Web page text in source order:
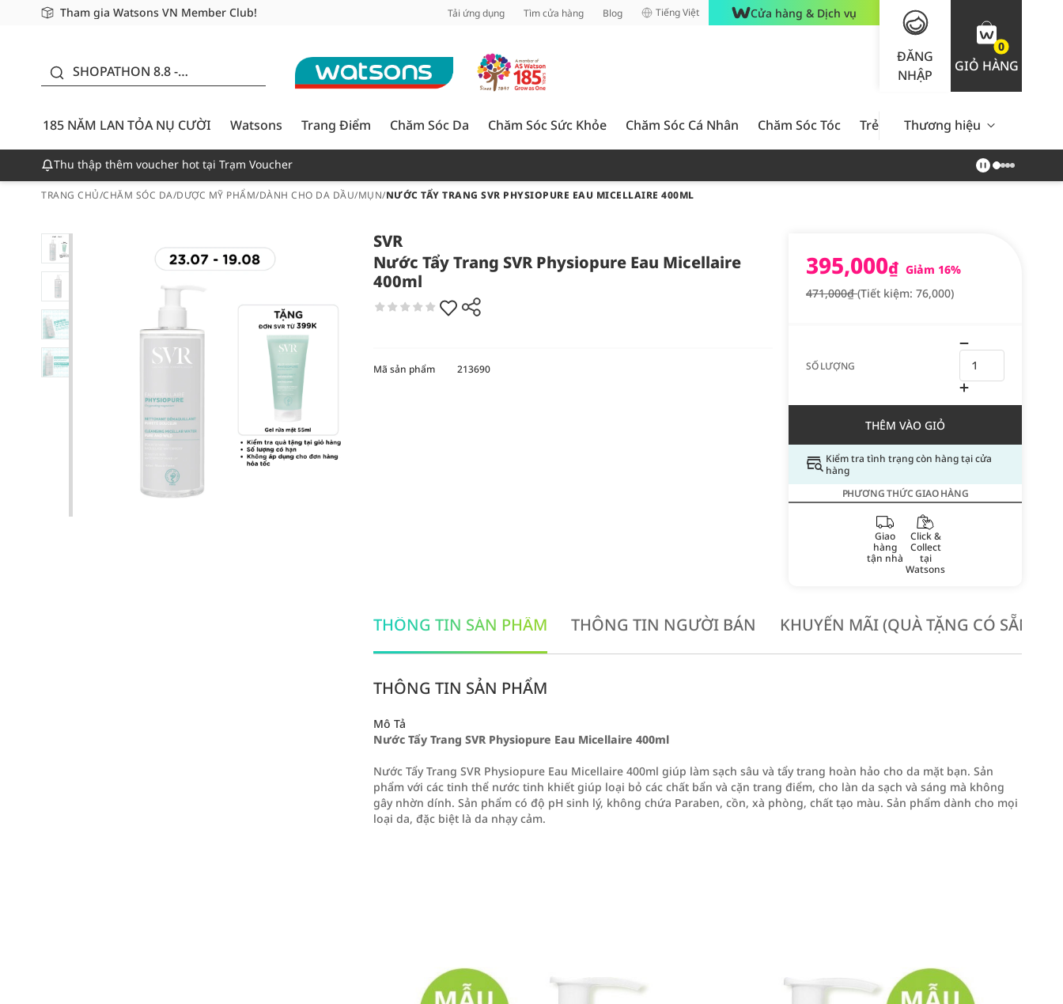
Tham gia Watsons VN Member Club!
Miễn phí giao hàng cho đơn hàng từ 249,000Đ
Giao hàng nhanh 24h - Áp dụng khu vực TP. Hồ Chí Minh Tải ứng dụng Tìm cửa hàng Blog Tiếng Việt Cửa hàng & Dịch vụ
ĐĂNG
NHẬP
0
GIỎ HÀNG
SHOPATHON 8.8 -
CƯỜI - GIẢM ĐẾN
50%
185 NĂM LAN TỎA NỤ CƯỜI
Watsons Trang Điểm Chăm Sóc Da Chăm Sóc Sức Khỏe Chăm Sóc Cá Nhân Chăm Sóc Tóc Trẻ Em Nam Giới Chăm Sóc
Thương hiệu
Thu thập thêm voucher hot tại Trạm Voucher
TRANG CHỦ/CHĂM SÓC DA/DƯỢC MỸ PHẨM/DÀNH CHO DA DẦU/MỤN/NƯỚC TẨY TRANG SVR PHYSIOPURE EAU MICELLAIRE 400ML
SVR
Nước Tẩy Trang SVR Physiopure Eau Micellaire
400ml
395,000₫ Giảm 16%
471,000₫(Tiết kiệm: 76,000)
SỐ LƯỢNG
THÊM VÀO GIỎ
Kiểm tra tình trạng còn hàng tại cửa
hàng
PHƯƠNG THỨC GIAO HÀNG
Giao
hàng
tận nhà
Click &
Collect
tại
Watsons
Mã sản phẩm 213690
THÔNG TIN SẢN PHẨM THÔNG TIN NGƯỜI BÁN KHUYẾN MÃI (QUÀ TẶNG CÓ SẴN
THÔNG TIN SẢN PHẨM
Mô Tả
Nước Tẩy Trang SVR Physiopure Eau Micellaire 400ml
Nước Tẩy Trang SVR Physiopure Eau Micellaire 400ml giúp làm sạch sâu và tẩy trang hoàn hảo cho da mặt bạn. Sản
phẩm với các tinh thể nước tinh khiết giúp loại bỏ các chất bẩn và cặn trang điểm, cho làn da sạch và sáng mà không
gây nhờn dính. Sản phẩm có độ pH sinh lý, không chứa Paraben, cồn, xà phòng, chất tạo màu. Sản phẩm dành cho mọi
loại da, đặc biệt là da nhạy cảm.